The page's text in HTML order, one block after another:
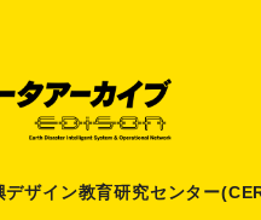
デザイン教育研究センター